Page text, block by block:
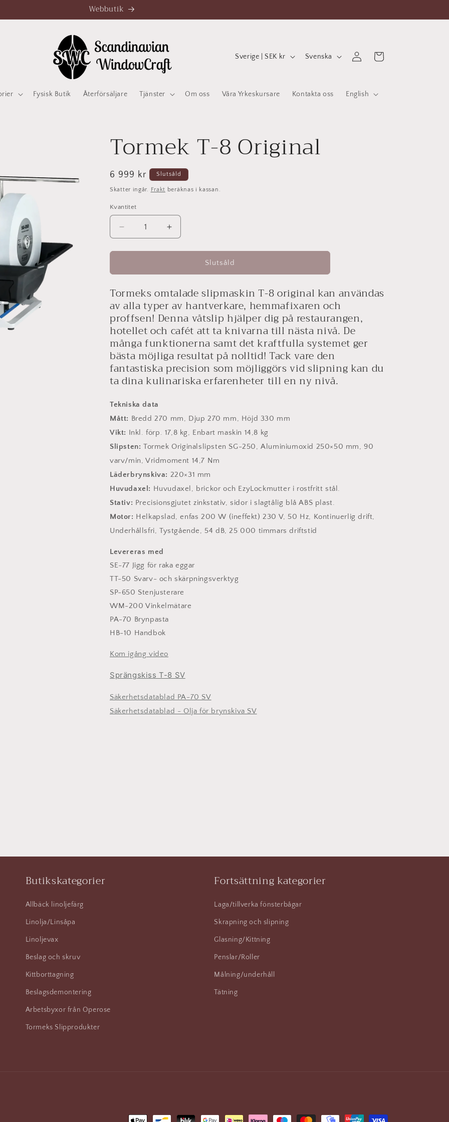
Webbutik
Fysisk Butik Återförsäljare Tjänster Om oss Våra Yrkeskursare Kontakta oss English
L
n
d
R
e
Sverige | SEK kr S
r
å
Svenska
in
Varukorg
Tormek T-8 Original
Ordinarie
pris
6 999 kr Slutsåld
Skatter ingår. Frakt beräknas i kassan.
Kvantitet
Kvantitet
Minska
kvantitet
för
T-
Original
Öka
kvantitet
för
T-
Original
Slutsåld
Tormeks omtalade slipmaskin T-8 original kan användas
av alla typer av hantverkare, hemmafixaren och
proffsen! Denna våtslip hjälper dig på restaurangen,
hotellet och cafét att ta knivarna till nästa nivå. De
många funktionerna samt det kraftfulla systemet ger
bästa möjliga resultat på nolltid! Tack vare den
fantastiska precision som möjliggörs vid slipning kan du
ta dina kulinariska erfarenheter till en ny nivå.
Tekniska data
Mått: Bredd 270 mm, Djup 270 mm, Höjd 330 mm
Vikt: Inkl. förp. 17,8 kg, Enbart maskin 14,8 kg
Slipsten: Tormek Originalslipsten SG-250, Aluminiumoxid 250×50 mm, 90
varv/min, Vridmoment 14,7 Nm
Läderbrynskiva: 220×31 mm
Huvudaxel: Huvudaxel, brickor och EzyLock­mutter i rostfritt stål.
Stativ: Precisionsgjutet zinkstativ, sidor i slagtålig blå ABS plast.
Motor: Helkapslad, enfas 200 W (ineffekt) 230 V, 50 Hz, Kontinuerlig drift,
Underhållsfri, Tystgående, 54 dB, 25 000 timmars driftstid
Levereras med
SE-77 Jigg för raka eggar
TT-50 Svarv- och skärpningsverktyg
SP-650 Stenjusterare
WM-200 Vinkelmätare
PA-70 Brynpasta
HB-10 Handbok
Kom igång video
Sprängskiss T-8 SV
Säkerhetsdatablad PA-70 SV
Säkerhetsdatablad - Olja för brynskiva SV
Butikskategorier
Allbäck linoljefärg
Linolja/Linsåpa
Linoljevax
Beslag och skruv
Kittborttagning
Beslagsdemontering
Arbetsbyxor från Operose
Tormeks Slipprodukter
Fortsättning kategorier
Laga/tillverka fönsterbågar
Skrapning och slipning
Glasning/Kittning
Penslar/Roller
Målning/underhåll
Tätning